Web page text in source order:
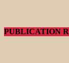
PUBLICATION